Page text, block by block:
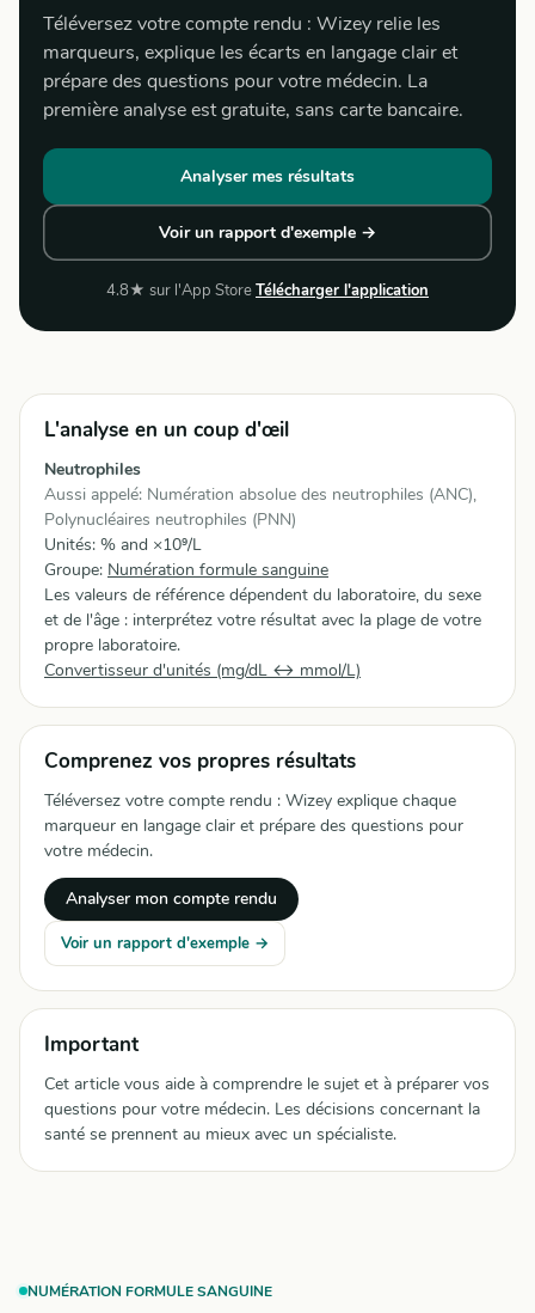
Téléversez votre compte rendu : Wizey relie les
marqueurs, explique les écarts en langage clair et
prépare des questions pour votre médecin. La
première analyse est gratuite, sans carte bancaire.
Analyser mes résultats
Voir un rapport d'exemple →
4.8★ sur l'App StoreTélécharger l'application
L'analyse en un coup d'œil
Neutrophiles
Aussi appelé: Numération absolue des neutrophiles (ANC),
Polynucléaires neutrophiles (PNN)
Unités: % and ×10⁹/L
Groupe: Numération formule sanguine
Les valeurs de référence dépendent du laboratoire, du sexe
et de l'âge : interprétez votre résultat avec la plage de votre
propre laboratoire.
Convertisseur d'unités (mg/dL ↔ mmol/L)
Comprenez vos propres résultats
Téléversez votre compte rendu : Wizey explique chaque
marqueur en langage clair et prépare des questions pour
votre médecin.
Analyser mon compte rendu
Voir un rapport d'exemple →
Important
Cet article vous aide à comprendre le sujet et à préparer vos
questions pour votre médecin. Les décisions concernant la
santé se prennent au mieux avec un spécialiste.
NUMÉRATION FORMULE SANGUINE